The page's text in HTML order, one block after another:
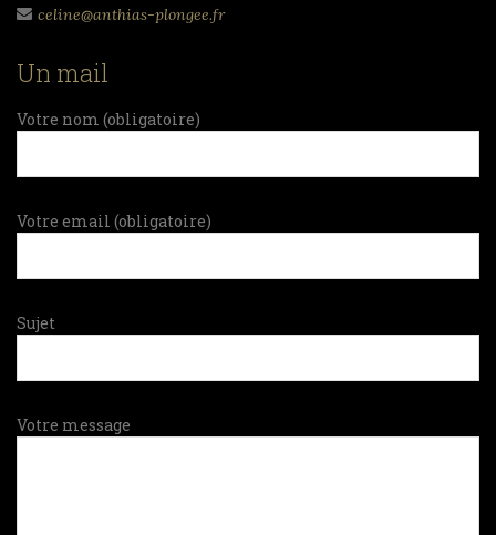
celine@anthias-plongee.fr
Un mail
Votre nom (obligatoire)
Votre email (obligatoire)
Sujet
Votre message